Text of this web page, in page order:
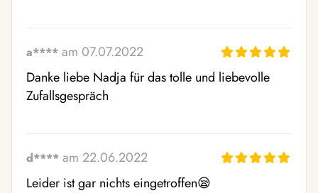
a**** am 07.07.2022
Danke liebe Nadja für das tolle und liebevolle
Zufallsgespräch
d**** am 22.06.2022
Leider ist gar nichts eingetroffen😪